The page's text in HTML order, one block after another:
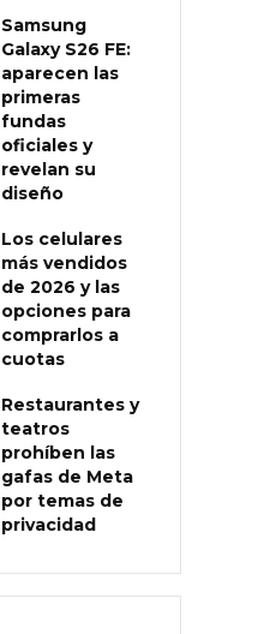
Samsung
Galaxy S26 FE:
aparecen las
primeras
fundas
oficiales y
revelan su
diseño
Los celulares
más vendidos
de 2026 y las
opciones para
comprarlos a
cuotas
Restaurantes y
teatros
prohíben las
gafas de Meta
por temas de
privacidad